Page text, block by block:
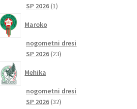
SP 2026 11
Maroko
nogometni dresi
SP 2026 2323
Mehika
nogometni dresi
SP 2026 3232